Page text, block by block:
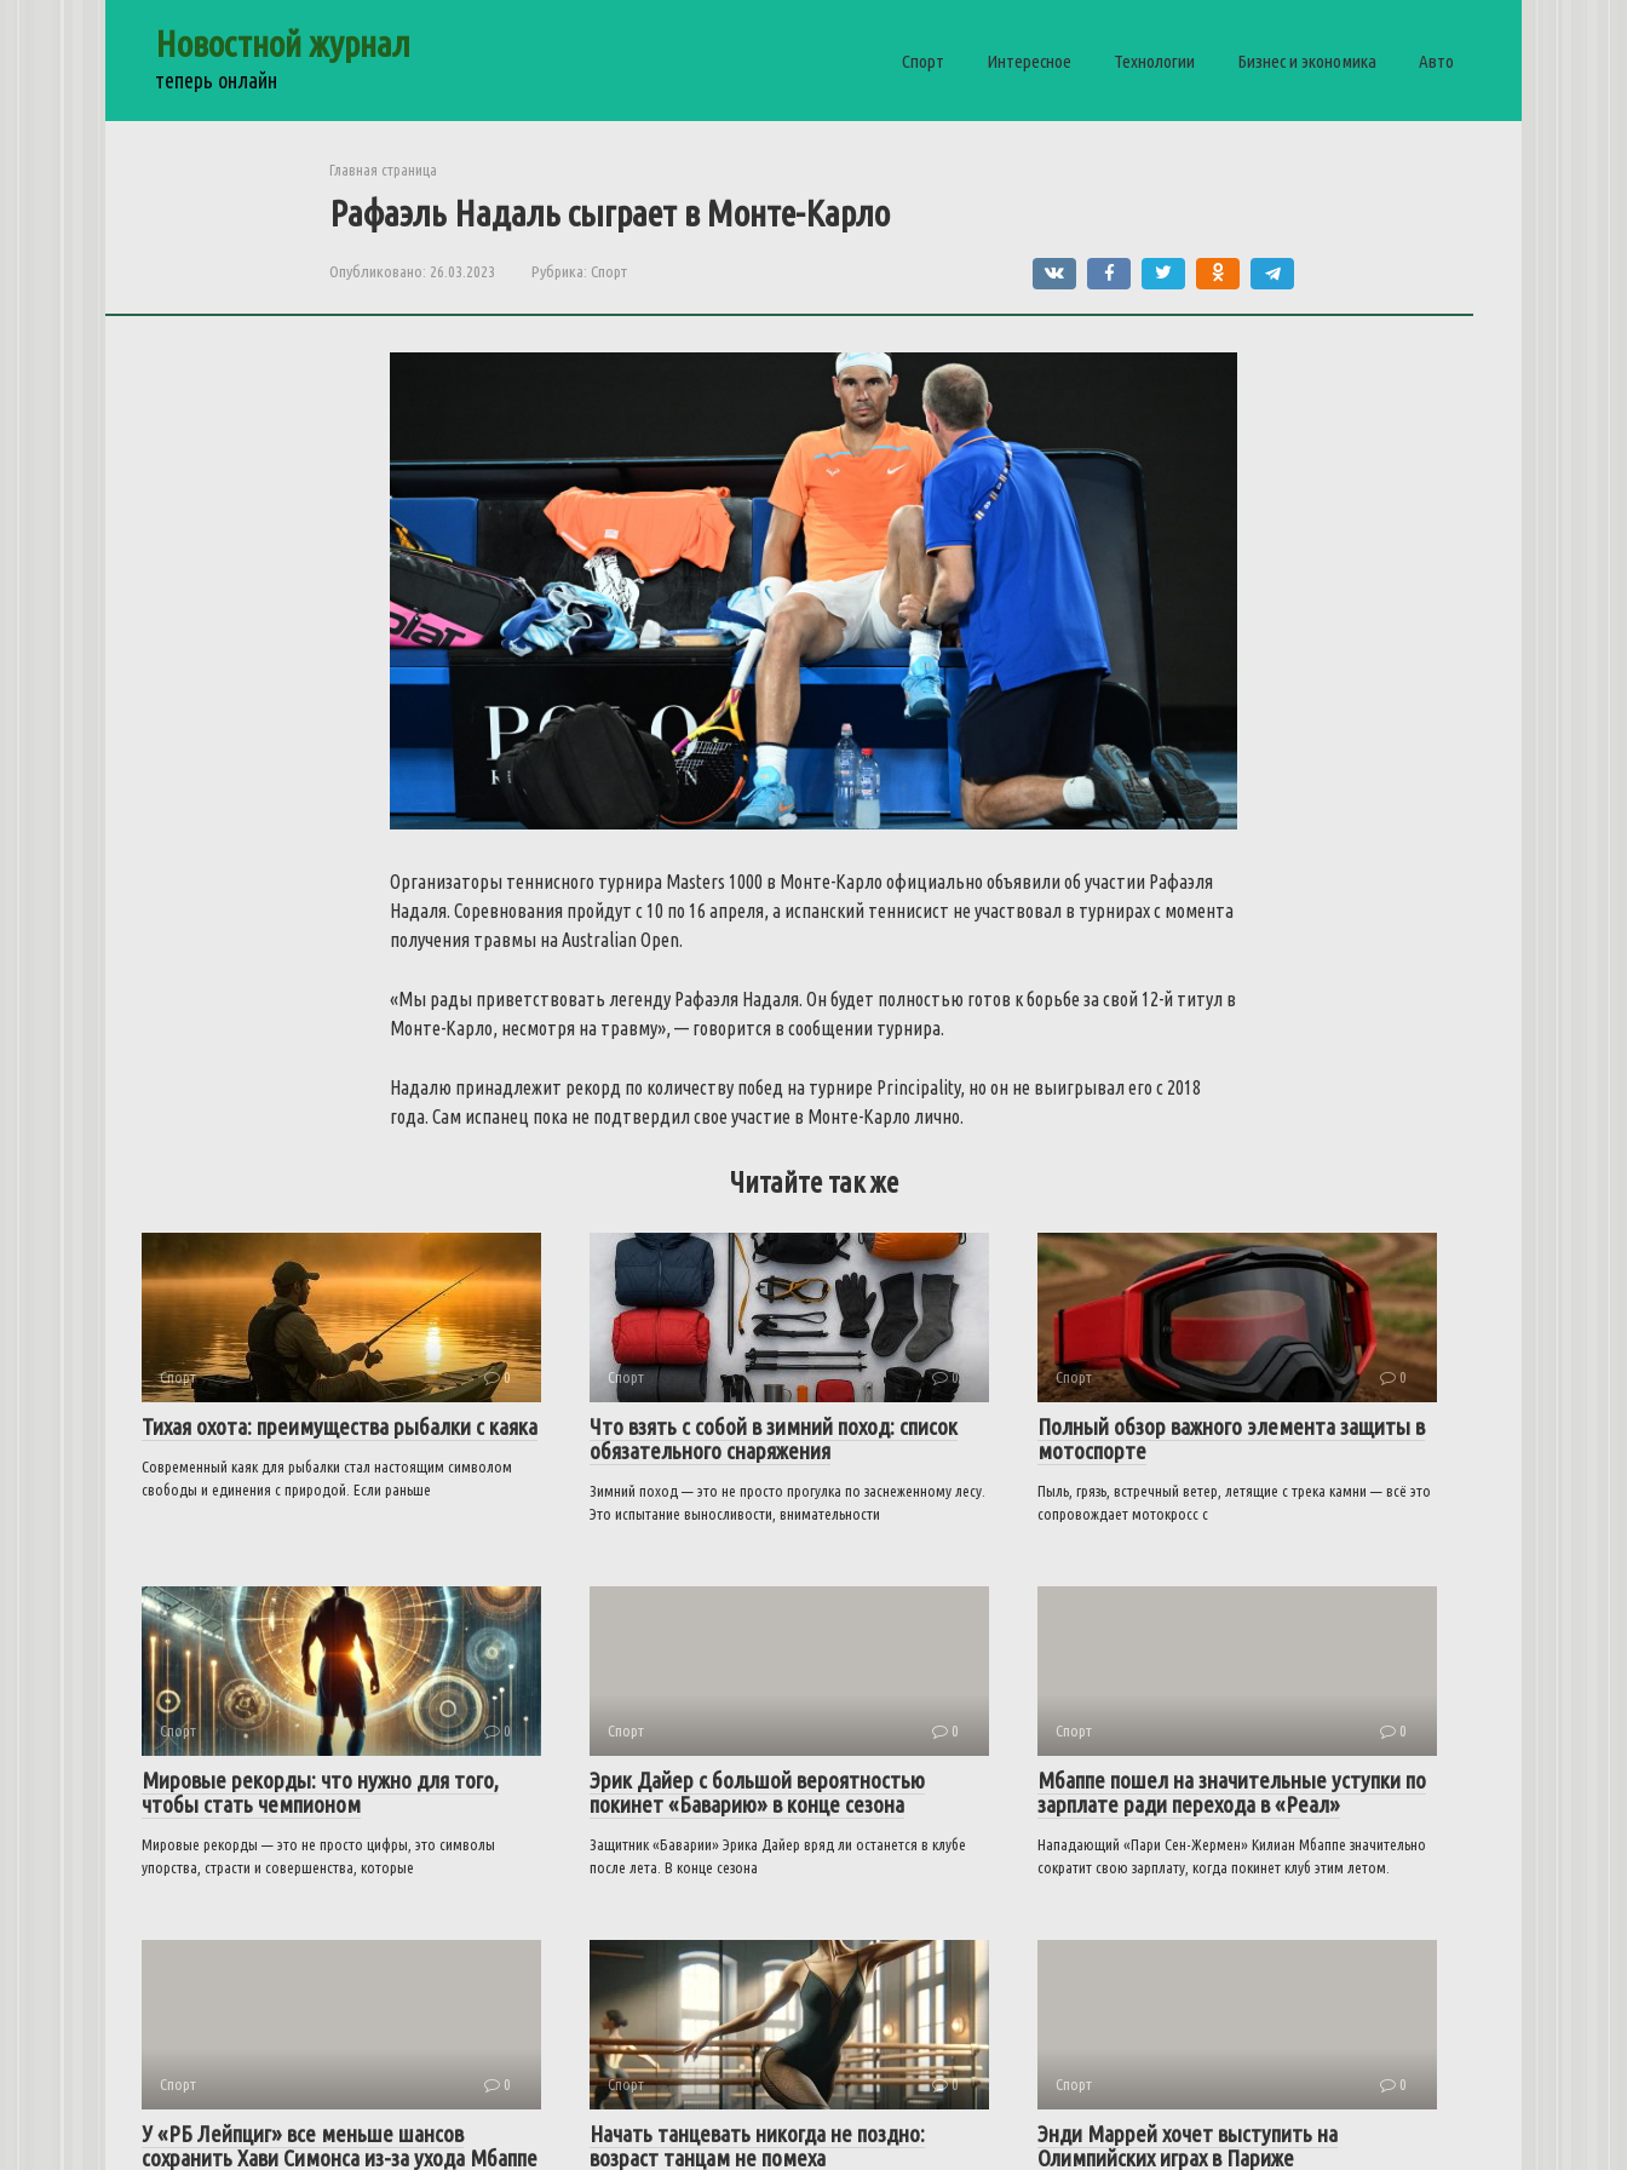
Новостной журнал
теперь онлайн
Спорт Интересное Технологии Бизнес и экономика Авто
Главная страница
Рафаэль Надаль сыграет в Монте-Карло
Опубликовано: 26.03.2023 Рубрика: Спорт
Организаторы теннисного турнира Masters 1000 в Монте-Карло официально объявили об участии Рафаэля
Надаля. Соревнования пройдут с 10 по 16 апреля, а испанский теннисист не участвовал в турнирах с момента
получения травмы на Australian Open.
«Мы рады приветствовать легенду Рафаэля Надаля. Он будет полностью готов к борьбе за свой 12-й титул в
Монте-Карло, несмотря на травму», — говорится в сообщении турнира.
Надалю принадлежит рекорд по количеству побед на турнире Principality, но он не выигрывал его с 2018
года. Сам испанец пока не подтвердил свое участие в Монте-Карло лично.
Читайте так же
Спорт 0
Тихая охота: преимущества рыбалки с каяка
Современный каяк для рыбалки стал настоящим символом
свободы и единения с природой. Если раньше
Спорт 0
Что взять с собой в зимний поход: список
обязательного снаряжения
Зимний поход — это не просто прогулка по заснеженному лесу.
Это испытание выносливости, внимательности
Спорт 0
Полный обзор важного элемента защиты в
мотоспорте
Пыль, грязь, встречный ветер, летящие с трека камни — всё это
сопровождает мотокросс с
Спорт 0
Мировые рекорды: что нужно для того,
чтобы стать чемпионом
Мировые рекорды — это не просто цифры, это символы
упорства, страсти и совершенства, которые
Спорт 0
Эрик Дайер с большой вероятностью
покинет «Баварию» в конце сезона
Защитник «Баварии» Эрика Дайер вряд ли останется в клубе
после лета. В конце сезона
Спорт 0
Мбаппе пошел на значительные уступки по
зарплате ради перехода в «Реал»
Нападающий «Пари Сен-Жермен» Килиан Мбаппе значительно
сократит свою зарплату, когда покинет клуб этим летом.
Спорт 0
У «РБ Лейпциг» все меньше шансов
сохранить Хави Симонса из-за ухода Мбаппе
Спорт 0
Начать танцевать никогда не поздно:
возраст танцам не помеха
Спорт 0
Энди Маррей хочет выступить на
Олимпийских играх в Париже